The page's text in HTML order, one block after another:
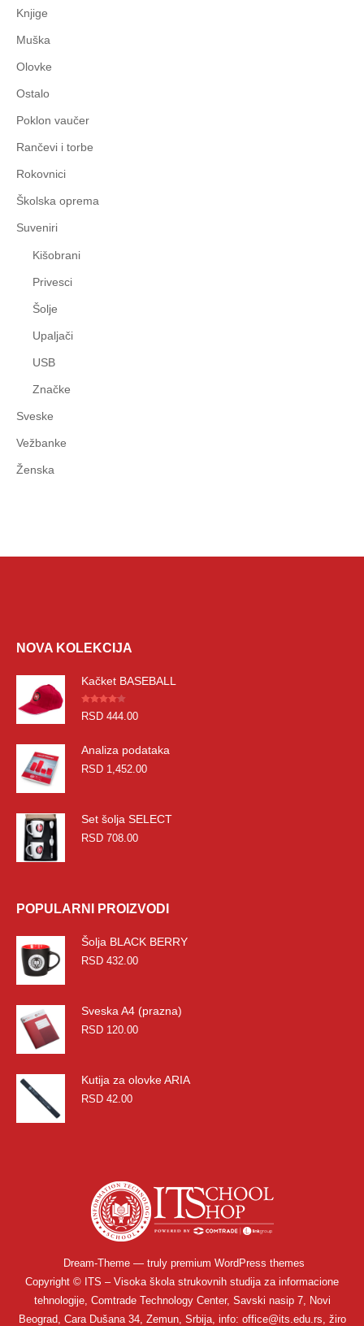
Knjige
Muška
Olovke
Ostalo
Poklon vaučer
Rančevi i torbe
Rokovnici
Školska oprema
Suveniri
Kišobrani
Privesci
Šolje
Upaljači
USB
Značke
Sveske
Vežbanke
Ženska
NOVA KOLEKCIJA
Kačket BASEBALL
Оцењено
4.00од 5
RSD 444.00
Analiza podataka
RSD 1,452.00
Set šolja SELECT
RSD 708.00
POPULARNI PROIZVODI
Šolja BLACK BERRY
RSD 432.00
Sveska A4 (prazna)
RSD 120.00
Kutija za olovke ARIA
RSD 42.00
Dream-Theme — truly premium WordPress themes
Copyright © ITS – Visoka škola strukovnih studija za informacione
tehnologije, Comtrade Technology Center, Savski nasip 7, Novi
Beograd, Cara Dušana 34, Zemun, Srbija, info: office@its.edu.rs, žiro